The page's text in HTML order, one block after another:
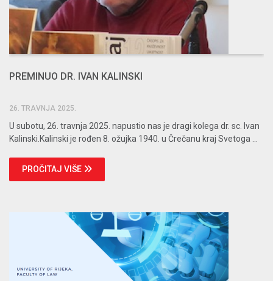
PREMINUO DR. IVAN KALINSKI
26. TRAVNJA 2025.
U subotu, 26. travnja 2025. napustio nas je dragi kolega dr. sc. Ivan
Kalinski.Kalinski je rođen 8. ožujka 1940. u Črečanu kraj Svetoga ...
PROČITAJ VIŠE